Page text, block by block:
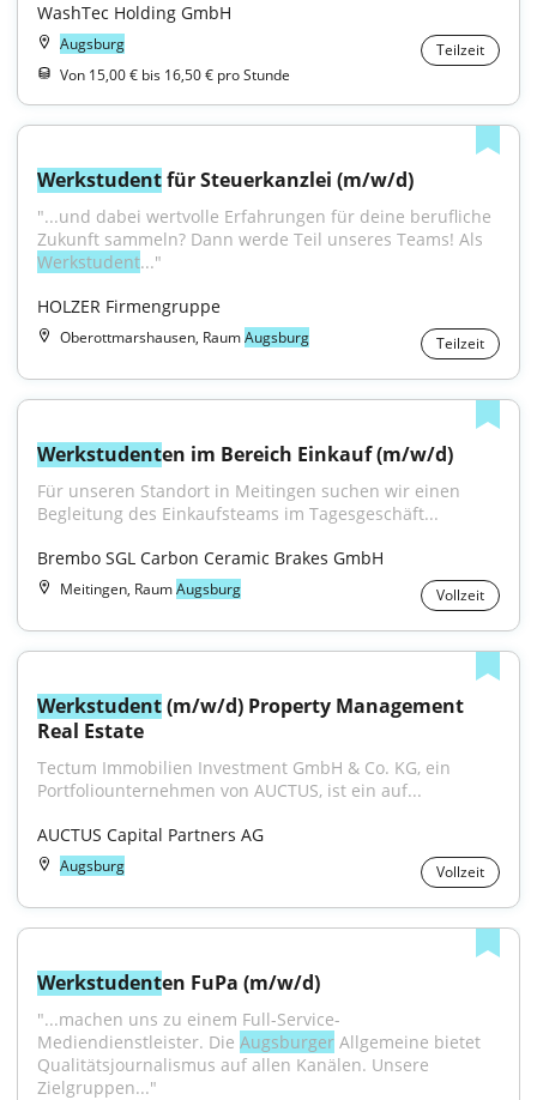
WashTec Holding GmbH
Augsburg
Teilzeit
Von 15,00 € bis 16,50 € pro Stunde
Werkstudent für Steuerkanzlei (m/w/d)
"...und dabei wertvolle Erfahrungen für deine berufliche
Werkstudent..."
HOLZER Firmengruppe
Oberottmarshausen, RaumAugsburg Teilzeit
Werkstudenten im Bereich Einkauf (m/w/d)
Für unseren Standort in Meitingen suchen wir einen
Begleitung des Einkaufsteams im Tagesgeschäft...
Brembo SGL Carbon Ceramic Brakes GmbH
Meitingen, RaumAugsburg Vollzeit
Werkstudent (m/w/d) Property Management
Real Estate
Tectum Immobilien Investment GmbH & Co. KG, ein
Portfoliounternehmen von AUCTUS, ist ein auf...
AUCTUS Capital Partners AG
Augsburg Vollzeit
Werkstudenten FuPa (m/w/d)
"...machen uns zu einem Full-Service-
Mediendienstleister. Die Augsburger Allgemeine bietet
Qualitätsjournalismus auf allen Kanälen. Unsere
Zielgruppen..."